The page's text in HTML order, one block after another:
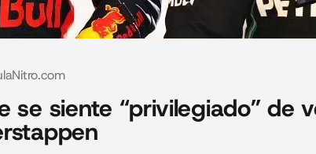
se siente “privilegiado” de